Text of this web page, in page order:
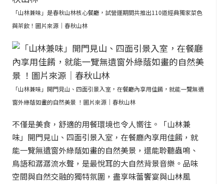
「山林兼味」是春秋山林核心餐廳，試營運期間共推出110道經典獨家菜色
與茶飲！圖片來源｜春秋山林
「山林兼味」開門見山、四面引景入室，在餐廳內享用佳餚，就能一覽無遺
窗外綠蔭如畫的自然美景 ！圖片來源｜春秋山林
不僅是美食，舒適的用餐環境也令人嚮往。「山林兼
味」開門見山、四面引景入室，在餐廳內享用佳餚，就
能一覽無遺窗外綠蔭如畫的自然美景，還能聆聽蟲鳴、
鳥語和潺潺流水聲，是最悅耳的大自然背景音樂。品味
空間與自然交融的獨特氛圍，盡享味蕾饗宴與山林風